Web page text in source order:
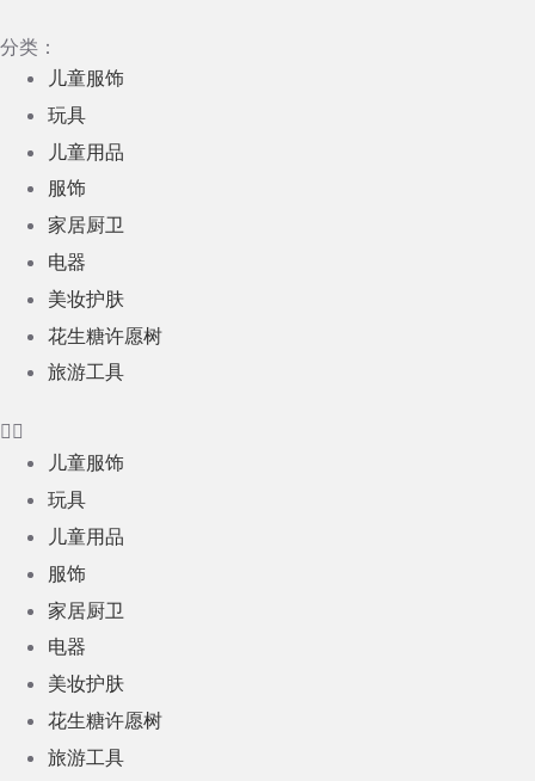
过
内
容
分类：
儿童服饰
玩具
儿童用品
服饰
家居厨卫
电器
美妆护肤
花生糖许愿树
旅游工具
儿童服饰
玩具
儿童用品
服饰
家居厨卫
电器
美妆护肤
花生糖许愿树
旅游工具